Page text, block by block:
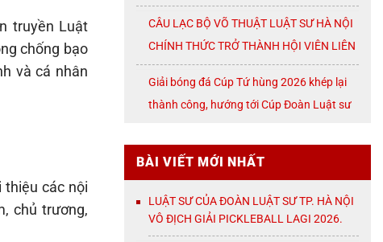
truyền Luật
chống bạo
và cá nhân
thiệu các nội
chủ trương,
08/8/2026 ( thứ Bảy)
CÂU LẠC BỘ VÕ THUẬT LUẬT SƯ HÀ NỘI
CHÍNH THỨC TRỞ THÀNH HỘI VIÊN LIÊN
ĐOÀN VÕ CỔ TRUYỀN THÀNH PHỐ HÀ
Giải bóng đá Cúp Tứ hùng 2026 khép lại
thành công, hướng tới Cúp Đoàn Luật sư
BÀI VIẾT MỚI NHẤT
LUẬT SƯ CỦA ĐOÀN LUẬT SƯ TP. HÀ NỘI
VÔ ĐỊCH GIẢI PICKLEBALL LAGI 2026.